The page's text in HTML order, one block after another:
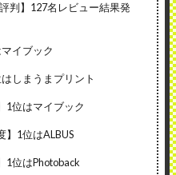
判】127名レビュー結果発
イブック
しまうまプリント
1位はマイブック
】1位はALBUS
1位はPhotoback